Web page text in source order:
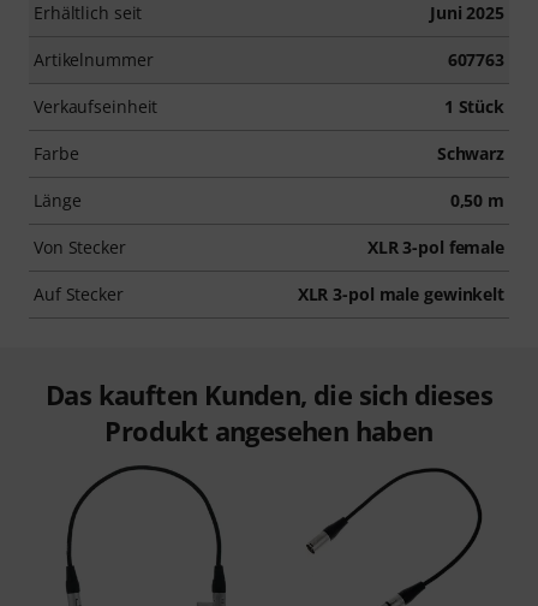
Erhältlich seit Juni 2025
Artikelnummer 607763
Verkaufseinheit 1 Stück
Farbe Schwarz
Länge 0,50 m
Von Stecker XLR 3-pol female
Auf Stecker XLR 3-pol male gewinkelt
Das kauften Kunden, die sich dieses
Produkt angesehen haben